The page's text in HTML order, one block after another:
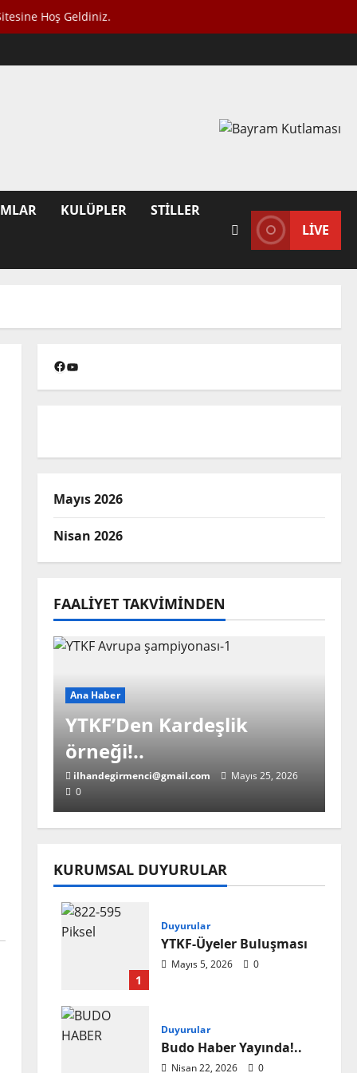
Geldiniz.
KULÜPLER STILLER
LIVE
Facebook
YouTube
Mayıs 2026
Nisan 2026
FAALIYET TAKVIMINDEN
Ana Haber
YTKF’Den Kardeşlik
örneği!..
ilhandegirmenci@gmail.com
Mayıs 25, 2026
0
YTKF-Üyeleri Buluştu!..
ilhandegirmenci@gmail.com
Mayıs 18, 2026
KURUMSAL DUYURULAR
1
Duyurular
YTKF-Üyeler Buluşması
Mayıs 5, 2026 0
Duyurular
Budo Haber Yayında!..
Nisan 22, 2026 0